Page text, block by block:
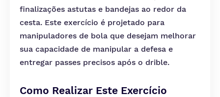
finalizações astutas e bandejas ao redor da
cesta. Este exercício é projetado para
manipuladores de bola que desejam melhorar
sua capacidade de manipular a defesa e
entregar passes precisos após o drible.
Como Realizar Este Exercício